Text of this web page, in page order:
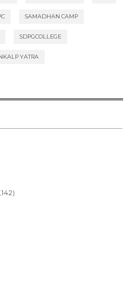
SAMADHAN CAMP
SDPGCOLLEGE
YATRA